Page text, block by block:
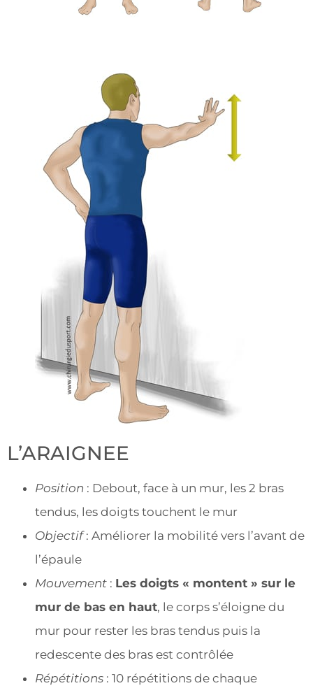
L’ARAIGNEE
Position : Debout, face à un mur, les 2 bras
tendus, les doigts touchent le mur
Objectif: Améliorer la mobilité vers l’avant de
l’épaule
Mouvement : Les doigts « montent » sur le
mur de bas en haut, le corps s’éloigne du
mur pour rester les bras tendus puis la
redescente des bras est contrôlée
Répétitions : 10 répétitions de chaque